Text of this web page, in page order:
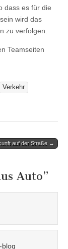
dass es für die
wird das
zu verfolgen.
Teamseiten
Verkehr
auf der Straße →
Auto”